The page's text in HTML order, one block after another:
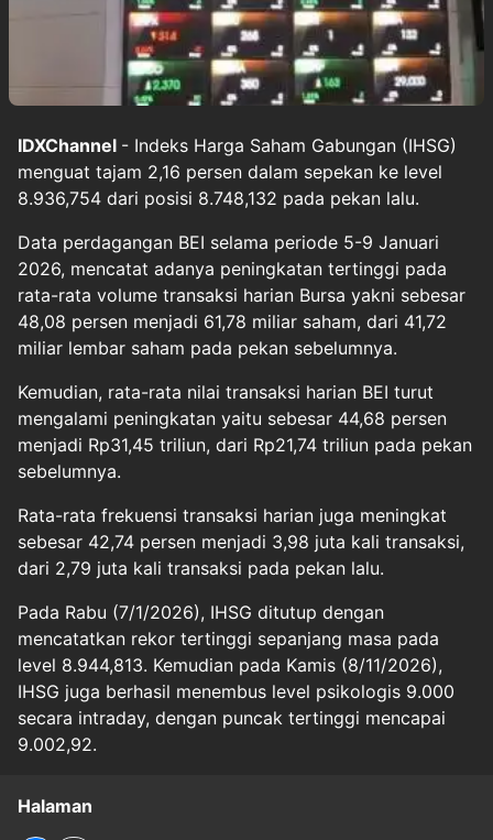
IDXChannel - Indeks Harga Saham Gabungan (IHSG)
menguat tajam 2,16 persen dalam sepekan ke level
8.936,754 dari posisi 8.748,132 pada pekan lalu.
Data perdagangan BEI selama periode 5-9 Januari
2026, mencatat adanya peningkatan tertinggi pada
rata-rata volume transaksi harian Bursa yakni sebesar
48,08 persen menjadi 61,78 miliar saham, dari 41,72
miliar lembar saham pada pekan sebelumnya.
Kemudian, rata-rata nilai transaksi harian BEI turut
mengalami peningkatan yaitu sebesar 44,68 persen
menjadi Rp31,45 triliun, dari Rp21,74 triliun pada pekan
sebelumnya.
Rata-rata frekuensi transaksi harian juga meningkat
sebesar 42,74 persen menjadi 3,98 juta kali transaksi,
dari 2,79 juta kali transaksi pada pekan lalu.
Pada Rabu (7/1/2026), IHSG ditutup dengan
mencatatkan rekor tertinggi sepanjang masa pada
level 8.944,813. Kemudian pada Kamis (8/11/2026),
IHSG juga berhasil menembus level psikologis 9.000
secara intraday, dengan puncak tertinggi mencapai
9.002,92.
Halaman